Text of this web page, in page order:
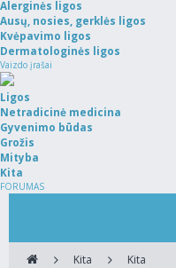
Alerginės ligos
Ausų, nosies, gerklės ligos
Kvėpavimo ligos
Dermatologinės ligos
Vaizdo įrašai
Ligos
Netradicinė medicina
Gyvenimo būdas
Grožis
Mityba
Kita
FORUMAS
Kita Kita